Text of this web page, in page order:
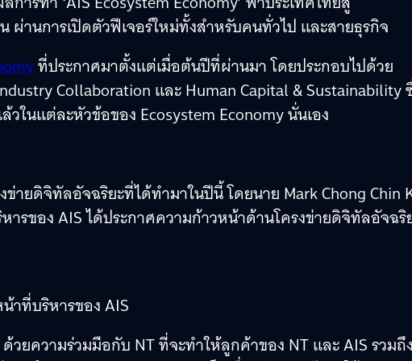
ผ่านการเปิดตัวฟีเจอร์ใหม่ทั้งสำหรับคนทั่วไป และสายธุรกิจ
ที่ประกาศมาตั้งแต่เมื่อต้นปีที่ผ่านมา โดยประกอบไปด้วย
Collaboration และ Human Capital & Sustainability
ในแต่ละหัวข้อของ Ecosystem Economy นั่นเอง
ายดิจิทัลอัจฉริยะที่ได้ทำมาในปีนี้ โดยนาย Mark Chong Chin
ารของ AIS ได้ประกาศความก้าวหน้าด้านโครงข่ายดิจิทัลอัจฉริ
าที่บริหารของ AIS
ด้วยความร่วมมือกับ NT ที่จะทำให้ลูกค้าของ NT และ AIS รวม